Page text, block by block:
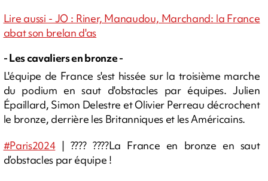
Lire aussi - JO : Riner, Manaudou, Marchand: la France
abat son brelan d'as
- Les cavaliers en bronze -
L'équipe de France s'est hissée sur la troisième marche
du podium en saut d'obstacles par équipes. Julien
Épaillard, Simon Delestre et Olivier Perreau décrochent
le bronze, derrière les Britanniques et les Américains.
#Paris2024| ???? ????La France en bronze en saut
d’obstacles par équipe !